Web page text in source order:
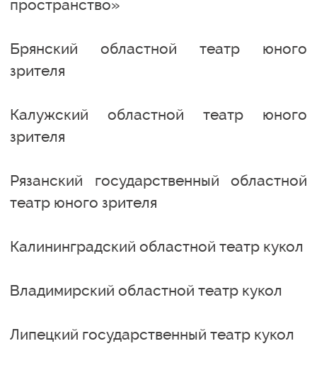
пространство»
Брянский областной театр юного
зрителя
Калужский областной театр юного
зрителя
Рязанский государственный областной
театр юного зрителя
Калининградский областной театр кукол
Владимирский областной театр кукол
Липецкий государственный театр кукол